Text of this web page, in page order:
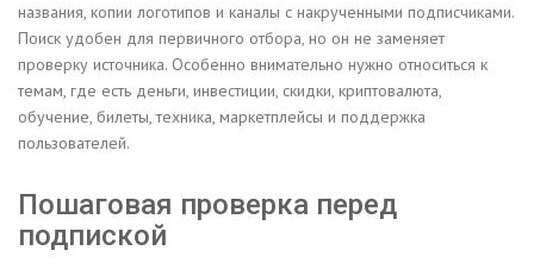
названия, копии логотипов и каналы с накрученными подписчиками.
Поиск удобен для первичного отбора, но он не заменяет
проверку источника. Особенно внимательно нужно относиться к
темам, где есть деньги, инвестиции, скидки, криптовалюта,
обучение, билеты, техника, маркетплейсы и поддержка
пользователей.
Пошаговая проверка перед
подпиской